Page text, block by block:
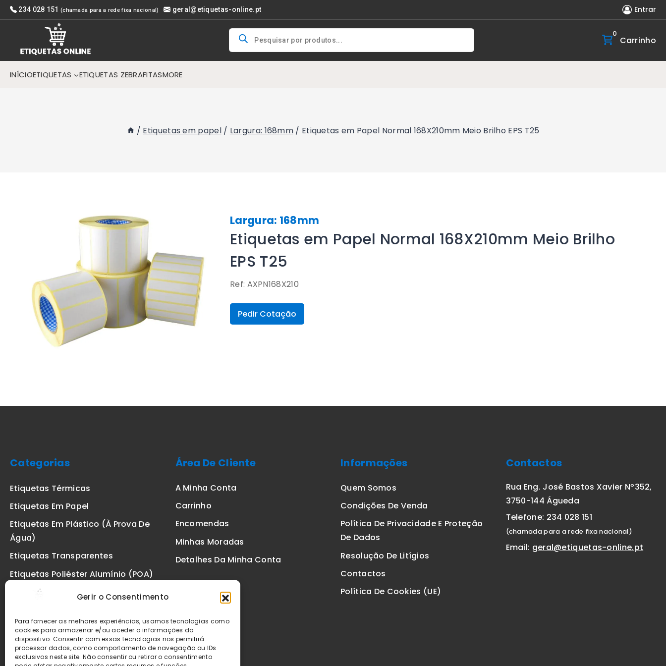
Gerir o Consentimento
Para fornecer as melhores experiências, usamos tecnologias como
cookies para armazenar e/ou aceder a informações do
dispositivo. Consentir com essas tecnologias nos permitirá
processar dados, como comportamento de navegação ou IDs
exclusivos neste site. Não consentir ou retirar o consentimento
Skip
to
234 028 151 (chamada para a rede fixa nacional) geral@etiquetas-online.pt Entrar
Products
search
0
Carrinho
INÍCIOETIQUETAS ETIQUETAS ZEBRAFITASMORE
/ Etiquetas em papel / Largura: 168mm / Etiquetas em Papel Normal 168X210mm Meio Brilho EPS T25
Largura: 168mm
Etiquetas em Papel Normal 168X210mm Meio Brilho
EPS T25
Ref: AXPN168X210
Pedir Cotação
Categorias
Etiquetas Térmicas
Etiquetas Em Papel
Etiquetas Em Plástico (à Prova De
Água)
Etiquetas Transparentes
Etiquetas Poliéster Alumínio (POA)
Etiquetas De Segurança VOID
Etiquetas Zebra
Fitas
Área De Cliente
A Minha Conta
Carrinho
Encomendas
Minhas Moradas
Detalhes Da Minha Conta
Informações
Quem Somos
Condições De Venda
Política De Privacidade E Proteção
De Dados
Resolução De Litígios
Contactos
Política De Cookies (UE)
Contactos
Rua Eng. José Bastos Xavier Nº352,
3750-144 Águeda
Telefone: 234 028 151
(chamada para a rede fixa nacional)
Email: geral@etiquetas-online.pt